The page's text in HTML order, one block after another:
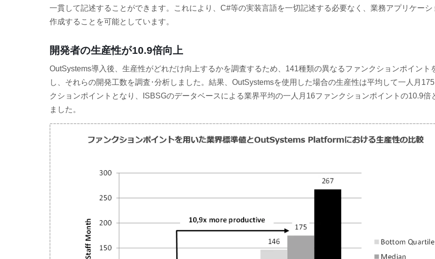
一貫して記述することができます。これにより、C#等の実装言語を一切記述する必要なく、業務アプリケーシ
作成することを可能としています。
開発者の生産性が10.9倍向上
OutSystems導入後、生産性がどれだけ向上するかを調査するため、141種類の異なるファンクションポイント
し、それらの開発工数を調査･分析しました。結果、OutSystemsを使用した場合の生産性は平均して一人月
クションポイントとなり、ISBSGのデータベースによる業界平均の一人月16ファンクションポイントの10.9倍
ました。